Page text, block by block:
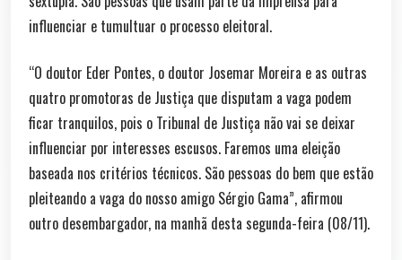
influenciar e tumultuar o processo eleitoral.
“O doutor Eder Pontes, o doutor Josemar Moreira e as outras
quatro promotoras de Justiça que disputam a vaga podem
ficar tranquilos, pois o Tribunal de Justiça não vai se deixar
influenciar por interesses escusos. Faremos uma eleição
baseada nos critérios técnicos. São pessoas do bem que estão
pleiteando a vaga do nosso amigo Sérgio Gama”, afirmou
outro desembargador, na manhã desta segunda-feira (08/11).